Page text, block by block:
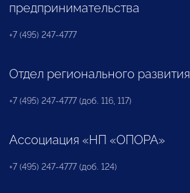
предпринимательства
+7 (495) 247-4777
Отдел регионального развития
+7 (495) 247-4777 (доб. 116, 117)
Ассоциация «НП «ОПОРА»
+7 (495) 247-4777 (доб. 124)